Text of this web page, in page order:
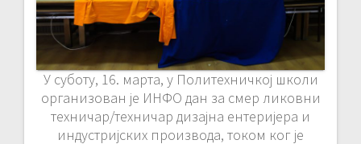
У суботу, 16. марта, у Политехничкој школи
организован је ИНФО дан за смер ликовни
техничар/техничар дизајна ентеријера и
индустријских производа, током ког је